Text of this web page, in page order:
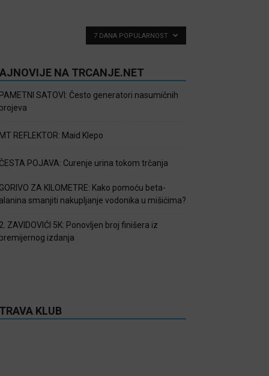
7 DANA POPULARNOST
NA TRCANJE.NET
SATOVI: Često generatori nasumičnih
REFLEKTOR: Maid Klepo
POJAVA: Curenje urina tokom trčanja
ZA KILOMETRE: Kako pomoću beta-
smanjiti nakupljanje vodonika u mišićima?
ZAVIDOVIĆI 5K: Ponovljen broj finišera iz
izdanja
KLUB